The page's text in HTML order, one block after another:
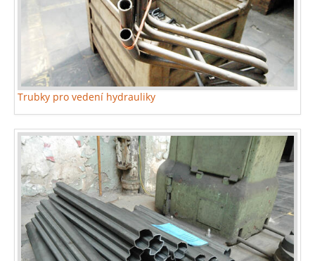
Trubky pro vedení hydrauliky